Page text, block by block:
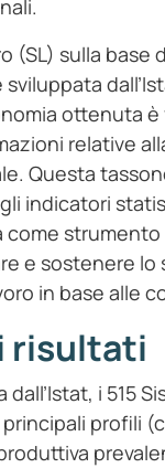
(SL) sulla
ottenuta
relative
Questa
indicatori
come
e sostenere
in base alle
risultati
i 515
profili